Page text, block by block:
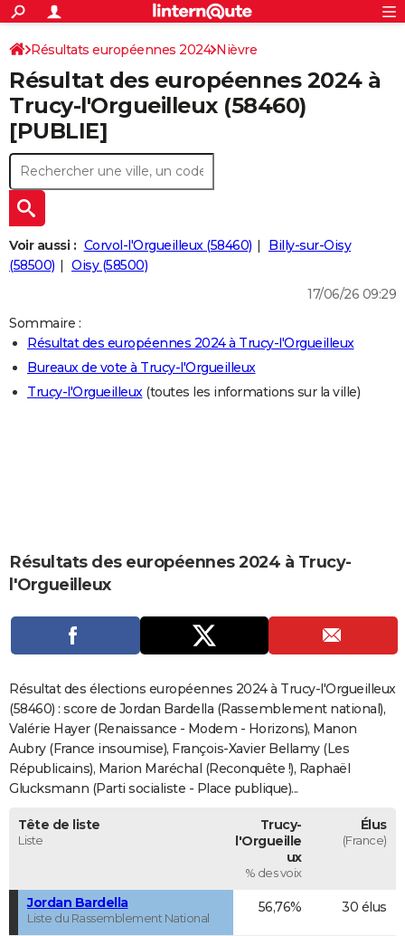
ACTUALITÉS
Politique
Société
Faits Divers
Education
Monde
Villes
+
SPORT
Coupe du monde 2026
Football
Tennis
Cyclisme
Rugby
Forum
Programme TV
TNT
Streaming
Cinéma
Sorties cinéma
Musique
+FINANCE
Retraite
Impôts
Epargne
Immobilier
Risques naturels par ville
Banque
Assurance
CréditAUTO
Essais
Réserver un essai
Citadines
Berlines
SUV
Forum auto
+HIGH-TECH
Mobiles
Meilleur smartphone
Internet
Ordinateurs
Jeux vidéo
Guide high-tech
+
BRICOLAGE
Forum
Aménagement intérieur
Extérieur
Cuisine
Salle de bains
Jardinage
Rangement
+
LIFESTYLE
Art de vivre
Bien-être
Loisirs
Mode
Modes de vie
SANTE
Alimentation
Guide de la santé
Maladies
Médicaments
Sommeil
VOYAGE
Carte de Noël
Carte Bonne année
Carte Saint-Valentin
Carte Pâques
Carte d'anniversaire
COPAINS D'AVANT
AVIS DE DÉCÈS
FORUM
Bricolage
Lifestyle
Culture
Sport
Auto
Television
Voyage
Cinema
S'inscrire
Connexion
Résultats européennes 2024 Nièvre
Résultat des européennes 2024 à
Trucy-l'Orgueilleux (58460)
[PUBLIE]
Voir aussi : Corvol-l'Orgueilleux (58460)
Billy-sur-Oisy
(58500)
Oisy (58500)
17/06/26 09:29
Sommaire :
Résultat des européennes 2024 à Trucy-l'Orgueilleux
Bureaux de vote à Trucy-l'Orgueilleux
Trucy-l'Orgueilleux(toutes les informations sur la ville)
Résultats des européennes 2024 à Trucy-
l'Orgueilleux
Résultat des élections européennes 2024 à Trucy-l'Orgueilleux
(58460) : score de Jordan Bardella (Rassemblement national),
Valérie Hayer (Renaissance - Modem - Horizons), Manon
Aubry (France insoumise), François-Xavier Bellamy (Les
Républicains), Marion Maréchal (Reconquête !), Raphaël
Glucksmann (Parti socialiste - Place publique)...
Tête de liste
Liste
Trucy-
l'Orgueille
ux
% des voix
Élus
(France)
Jordan Bardella
Liste du Rassemblement National
56,76% 30 élus